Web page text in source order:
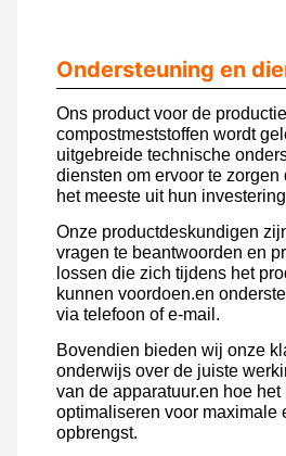
Ondersteuning en
Ons product voor de
compostmeststoffen wordt
uitgebreide technische
diensten om ervoor te zorgen
het meeste uit hun
Onze productdeskundigen
vragen te beantwoorden en
lossen die zich tijdens het
kunnen voordoen.en
via telefoon of e-mail.
Bovendien bieden wij onze
onderwijs over de juiste
van de apparatuur.en hoe
optimaliseren voor maximale
opbrengst.